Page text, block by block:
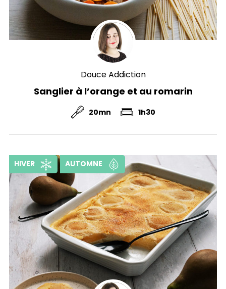
Douce Addiction
Sanglier à l’orange et au romarin
20mn 1h30
HIVER AUTOMNE